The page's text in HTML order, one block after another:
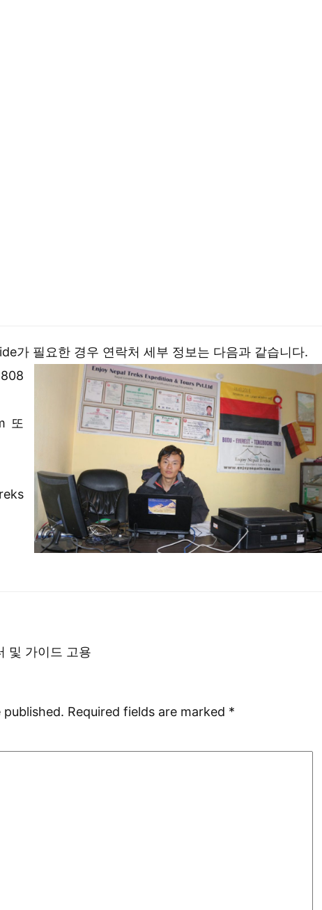
가 필요한 경우 연락처 세부 정보는 다음과 같습니다.
또
및 가이드 고용
Required fields are marked *